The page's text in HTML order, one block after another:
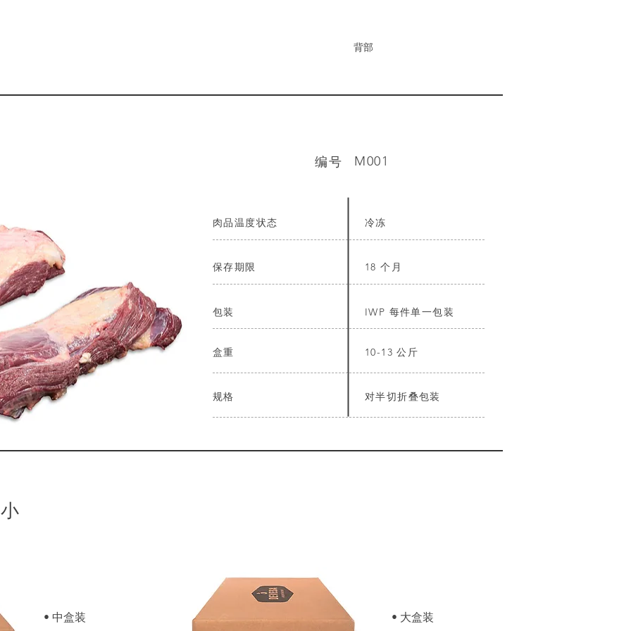
背部
编号 M001
冷冻
肉品温度状态
18 个月
保存期限
IWP 每件单一包装
包装
10-13 公斤
盒重
对半切折叠包装
规格
• 中盒装
• 大盒装